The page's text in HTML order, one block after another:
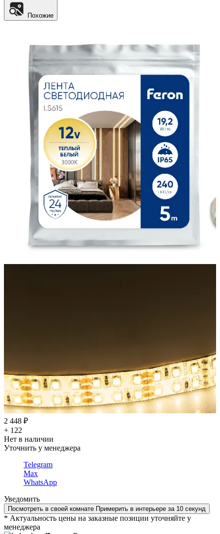
Похожие
2 448 ₽
+ 122
Нет в наличии
Уточнить у менеджера
Telegram
Max
WhatsApp
Уведомить
Посмотреть в своей комнате Примерить в интерьере за 10 секунд
* Актуальность цены на заказные позиции уточняйте у
менеджера